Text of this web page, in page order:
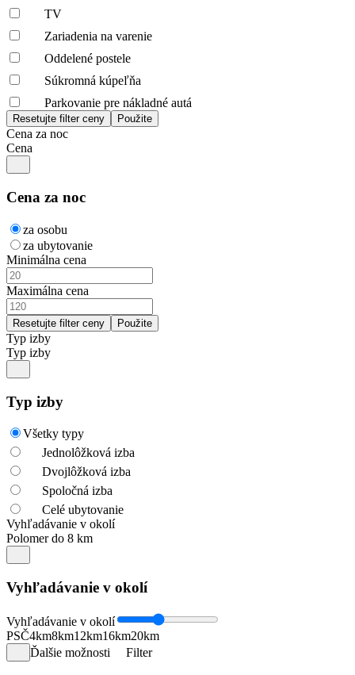
TV
Zariadenia na varenie
Oddelené postele
Súkromná kúpeľňa
Parkovanie pre nákladné autá
Cena za noc
Cena
Cena za noc
za osobu
za ubytovanie
Minimálna cena
Maximálna cena
Typ izby
Typ izby
Typ izby
Všetky typy
Jednolôžková izba
Dvojlôžková izba
Spoločná izba
Celé ubytovanie
Vyhľadávanie v okolí
Polomer do 8 km
Vyhľadávanie v okolí
Vyhľadávanie v okolí
PSČ4km8km12km16km20km
Ďalšie možnosti
Filter